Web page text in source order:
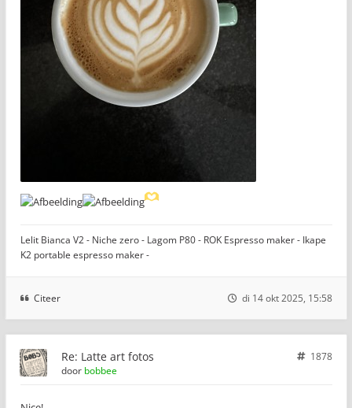
Lelit Bianca V2 - Niche zero - Lagom P80 - ROK Espresso maker - Ikape
K2 portable espresso maker -
Citeer di 14 okt 2025, 15:58
Re: Latte art fotos
1878
door bobbee